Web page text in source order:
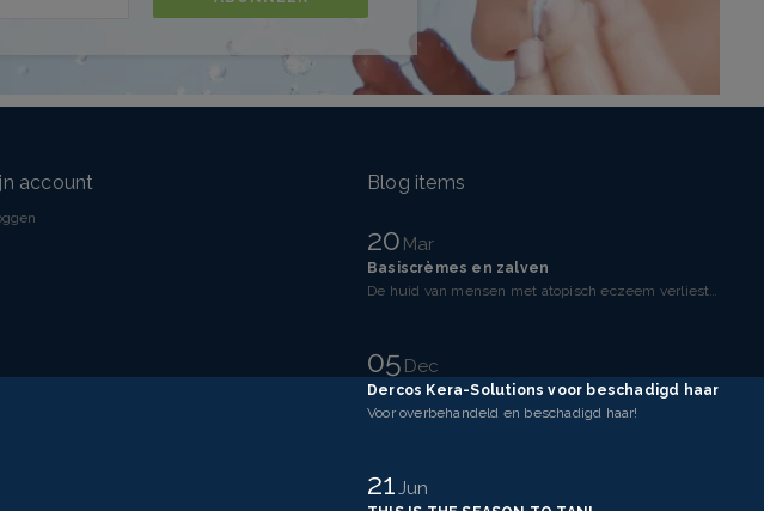
account Blog items
20Mar
Basiscrèmes en zalven
De huid van mensen met atopisch eczeem verliest makkelijker vocht dan een gezonde huid. Dit komt doo
05Dec
Dercos Kera-Solutions voor beschadigd haar
Voor overbehandeld en beschadigd haar!
21Jun